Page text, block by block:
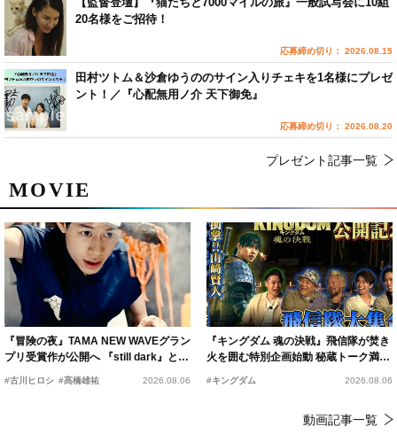
MOVIE
『冒険の夜』TAMA NEW WAVEグラン
プリ受賞作が公開へ 『still dark』と同
時上映決定
#古川ヒロシ #髙橋雄祐 2026.08.06
『キングダム 魂の決戦』飛信隊が焚き
火を囲む特別企画始動 秘蔵トーク満載
の“キングダムキャンプ”開催
#キングダム 2026.08.06
動画記事一覧
20名様をご招待！
応募締め切り： 2026.08.15
田村ツトム＆沙倉ゆうののサイン入りチェキを1名様にプレゼ
ント！／『心配無用ノ介 天下御免』
応募締め切り： 2026.08.20
プレゼント記事一覧